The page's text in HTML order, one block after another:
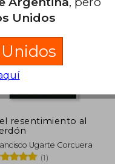
50%
dcto. $
resentimiento al
Ugarte Corcuera
(1)
Unidos